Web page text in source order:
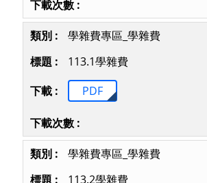
學雜費專區_學雜費
113.1學雜費
PDF
學雜費專區_學雜費
113.2學雜費